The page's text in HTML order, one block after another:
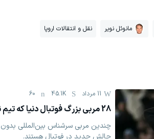
مانوئل نویر نقل و انتقالات اروپا
11 مرداد 45.1K
60
28 مربی بزرگ فوتبال دنیا که تیم ندارند
چندین مربی سرشناس بین‌المللی بدون
چالش جدید در فوتبال هستند.